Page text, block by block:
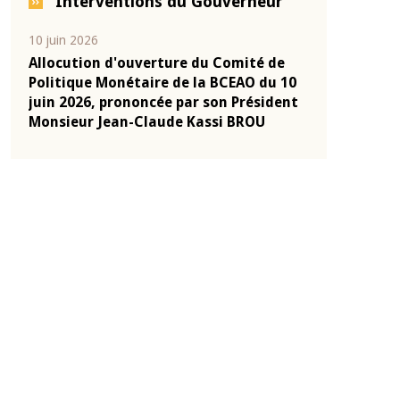
04 mars 2026
Allocution d'ouverture du Comité de
Politique Monétaire de la BCEAO du 4
mars 2026, prononcée par son Président
Monsieur Jean-Claude Kassi BROU